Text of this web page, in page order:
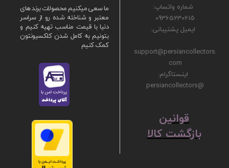
ما سعی میکنیم محصولات برند های
معتبر و شناخته شده رو از سراسر
دنیا با قیمت مناسب تهیه کنیم و
بتونیم به کامل شدن کلکسیونتون
کمک کنیم
شماره واتساپ:
09365230615
ایمیل پشتیبانی:
support@persiancollectors.
com
اینستاگرام:
@persiancollectors
ق​​​​​​​وانین
بازگشت کالا